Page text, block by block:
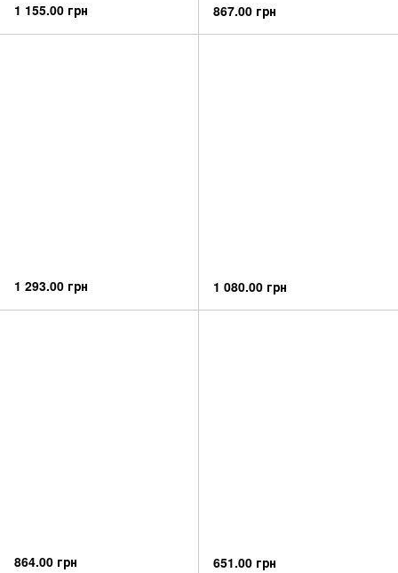
1 155.00 грн 867.00 грн
1 293.00 грн 1 080.00 грн
864.00 грн 651.00 грн